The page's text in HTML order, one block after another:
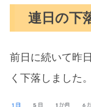
来週
連日の下
前日に続いて昨
く下落しました。